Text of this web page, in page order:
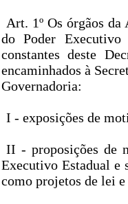
Art. 1º Os órgãos
do Poder Executivo
constantes deste
encaminhados à
Governadoria:
I - exposições de
II - proposições de
Executivo Estadual e
como projetos de lei e